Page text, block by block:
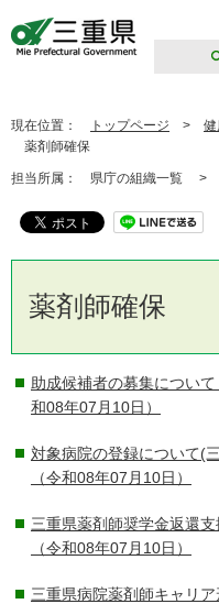
現在位置： トップページ > 健
薬剤師確保
担当所属： 県庁の組織一覧 >
薬剤師確保
助成候補者の募集につい
和08年07月10日）
対象病院の登録について(
（令和08年07月10日）
三重県薬剤師奨学金返還
（令和08年07月10日）
三重県病院薬剤師キャリ